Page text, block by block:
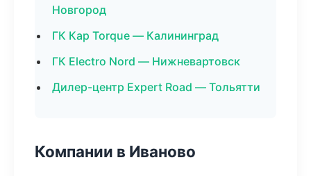
Новгород
ГК Кар Torque — Калининград
ГК Electro Nord — Нижневартовск
Дилер-центр Expert Road — Тольятти
Компании в Иваново